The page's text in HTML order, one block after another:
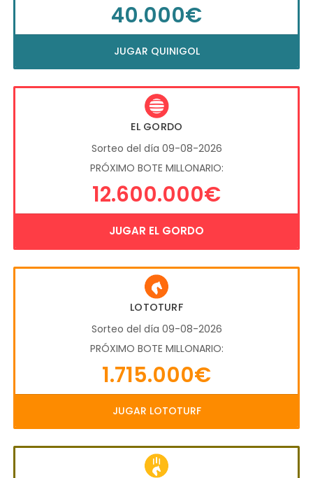
40.000€
JUGAR QUINIGOL
EL GORDO
Sorteo del día 09-08-2026
PRÓXIMO BOTE MILLONARIO:
12.600.000€
JUGAR EL GORDO
LOTOTURF
Sorteo del día 09-08-2026
PRÓXIMO BOTE MILLONARIO:
1.715.000€
JUGAR LOTOTURF